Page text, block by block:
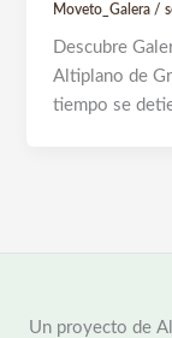
Moveto_Galera /
Descubre
Altiplano de
tiempo se
Un proyecto de